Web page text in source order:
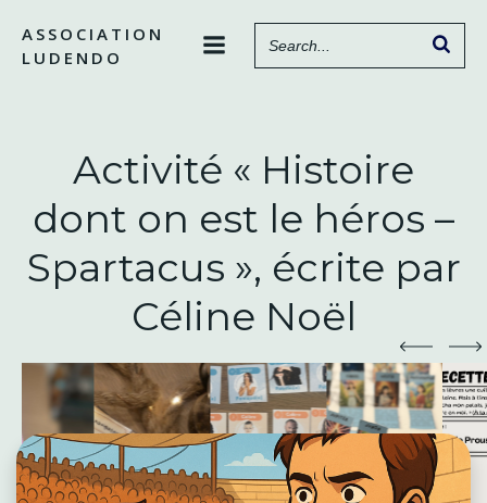
contenu
ASSOCIATION
LUDENDO
Activité « Histoire
dont on est le héros –
Spartacus », écrite par
Céline Noël